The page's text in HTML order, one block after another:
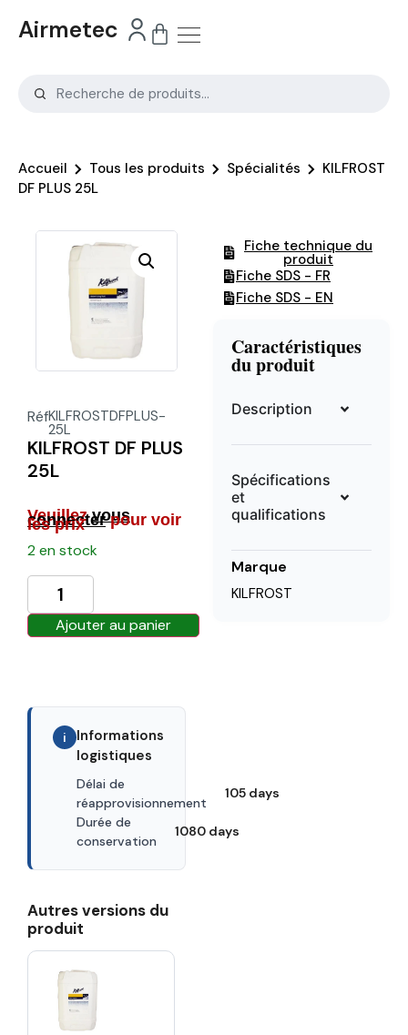
Airmetec
Accueil Tous les produits Spécialités
KILFROST
DF PLUS 25L
RéfKILFROSTDFPLUS-
25L
KILFROST DF PLUS
25L
Veuillezvous
connecterpour voir
les prix
2 en stock
Ajouter au panier
i
Informations
logistiques
Délai de
réapprovisionnement
105 days
Durée de
conservation
1080 days
Autres versions du
produit
Fiche technique du
produit
Fiche SDS - FR
Fiche SDS - EN
Caractéristiques
du produit
Description
Spécifications
et
qualifications
Marque
KILFROST